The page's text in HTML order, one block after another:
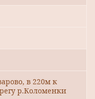
в 220м к
р.Коломенки